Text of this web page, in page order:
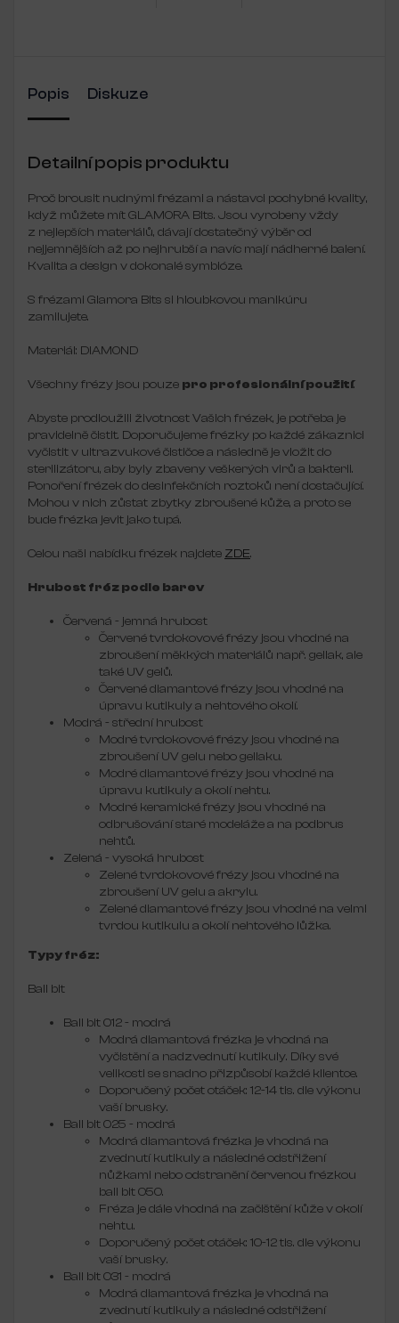
Popis Diskuze
Detailní popis produktu
Proč brousit nudnými frézami a nástavci pochybné kvality,
když můžete mít GLAMORA Bits. Jsou vyrobeny vždy
z nejlepších materiálů, dávají dostatečný výběr od
nejjemnějších až po nejhrubší a navíc mají nádherné balení.
Kvalita a design v dokonalé symbióze.
S frézami Glamora Bits si hloubkovou manikúru
zamilujete.
Materiál: DIAMOND
Všechny frézy jsou pouze pro profesionální použití.
Abyste prodloužili životnost Vašich frézek, je potřeba je
pravidelně čistit. Doporučujeme frézky po každé zákaznici
vyčistit v ultrazvukové čističce a následně je vložit do
sterilizátoru, aby byly zbaveny veškerých virů a bakterii.
Ponoření frézek do desinfekčních roztoků není dostačující.
Mohou v nich zůstat zbytky zbroušené kůže, a proto se
bude frézka jevit jako tupá.
Celou naši nabídku frézek najdete ZDE.
Hrubost fréz podle barev
Červená - jemná hrubost
Červené tvrdokovové frézy jsou vhodné na
zbroušení měkkých materiálů např. gellak, ale
také UV gelů.
Červené diamantové frézy jsou vhodné na
úpravu kutikuly a nehtového okolí.
Modrá - střední hrubost
Modré tvrdokovové frézy jsou vhodné na
zbroušení UV gelu nebo gellaku.
Modré diamantové frézy jsou vhodné na
úpravu kutikuly a okolí nehtu.
Modré keramické frézy jsou vhodné na
odbrušování staré modeláže a na podbrus
nehtů.
Zelená - vysoká hrubost
Zelené tvrdokovové frézy jsou vhodné na
zbroušení UV gelu a akrylu.
Zelené diamantové frézy jsou vhodné na velmi
tvrdou kutikulu a okolí nehtového lůžka.
Typy fréz:
Ball bit
Ball bit 012 - modrá
Modrá diamantová frézka je vhodná na
vyčistění a nadzvednutí kutikuly. Díky své
velikosti se snadno přizpůsobí každé klientce.
Doporučený počet otáček: 12-14 tis. dle výkonu
vaší brusky.
Ball bit 025 - modrá
Modrá diamantová frézka je vhodná na
zvednutí kutikuly a následné odstřižení
nůžkami nebo odstranění červenou frézkou
ball bit 050.
Fréza je dále vhodná na začištění kůže v okolí
nehtu.
Doporučený počet otáček: 10-12 tis. dle výkonu
vaší brusky.
Ball bit 031 - modrá
Modrá diamantová frézka je vhodná na
zvednutí kutikuly a následné odstřižení